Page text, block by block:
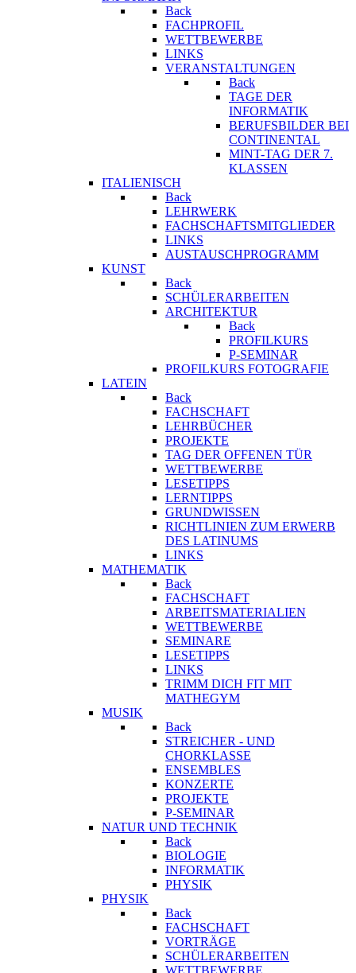
Back
FACHPROFIL
WETTBEWERBE
LINKS
VERANSTALTUNGEN
Back
TAGE DER
INFORMATIK
BERUFSBILDER BEI
CONTINENTAL
MINT-TAG DER 7.
KLASSEN
ITALIENISCH
Back
LEHRWERK
FACHSCHAFTSMITGLIEDER
LINKS
AUSTAUSCHPROGRAMM
KUNST
Back
SCHÜLERARBEITEN
ARCHITEKTUR
Back
PROFILKURS
P-SEMINAR
PROFILKURS FOTOGRAFIE
LATEIN
Back
FACHSCHAFT
LEHRBÜCHER
PROJEKTE
TAG DER OFFENEN TÜR
WETTBEWERBE
LESETIPPS
LERNTIPPS
GRUNDWISSEN
RICHTLINIEN ZUM ERWERB
DES LATINUMS
LINKS
MATHEMATIK
Back
FACHSCHAFT
ARBEITSMATERIALIEN
WETTBEWERBE
SEMINARE
LESETIPPS
LINKS
TRIMM DICH FIT MIT
MATHEGYM
MUSIK
Back
STREICHER - UND
CHORKLASSE
ENSEMBLES
KONZERTE
PROJEKTE
P-SEMINAR
NATUR UND TECHNIK
Back
BIOLOGIE
INFORMATIK
PHYSIK
PHYSIK
Back
FACHSCHAFT
VORTRÄGE
SCHÜLERARBEITEN
WETTBEWERBE